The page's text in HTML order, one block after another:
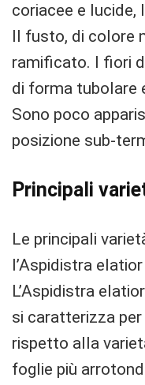
coriacee e lucide,
Il fusto, di colore
ramificato. I fiori
di forma tubolare
Sono poco
posizione sub-
Principali
Le principali
l’Aspidistra
L’Aspidistra
si caratterizza
rispetto alla
foglie più